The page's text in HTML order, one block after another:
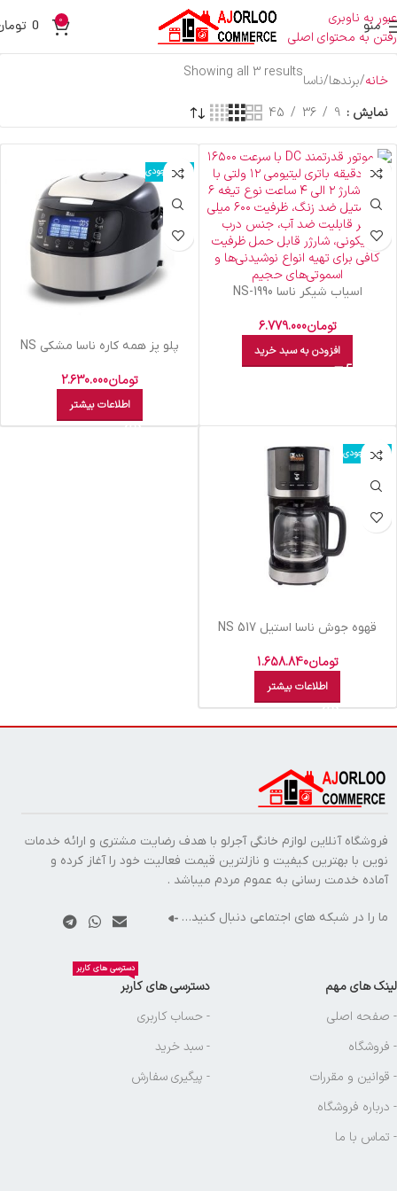
عبور به ناوبری
رفتن به محتوای اصلی
منو 0
0
خانه برندها ناساShowing all 3 results
نمایش 9
36
45
اسياب شيکر ناسا NS-1990
تومان6.779.000
افزودن به سبد خرید
اتمام موجودی
پلو پز همه کاره ناسا مشکي NS
تومان2.630.000
اطلاعات بیشتر
اتمام موجودی
قهوه جوش ناسا استيل NS 517
تومان1.658.840
اطلاعات بیشتر
فروشگاه آنلاین لوازم خانگی آجرلو با هدف رضایت مشتری و ارائه خدمات
نوین با بهترین کیفیت و نازلترین قیمت فعالیت خود را آغاز کرده و
آماده خدمت رسانی به عموم مردم میباشد .
ما را در شبکه های اجتماعی دنبال کنید…
لینک های مهم
- صفحه اصلی
- فروشگاه
- قوانین و مقررات
- درباره فروشگاه
- تماس با ما
دسترسی های کاربر
دسترسی های کاربر
- حساب کاربری
- سبد خرید
- پیگیری سفارش